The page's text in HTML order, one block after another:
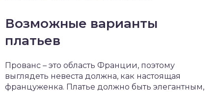
Возможные варианты
платьев
Прованс – это область Франции, поэтому
выглядеть невеста должна, как настоящая
француженка. Платье должно быть элегантным,